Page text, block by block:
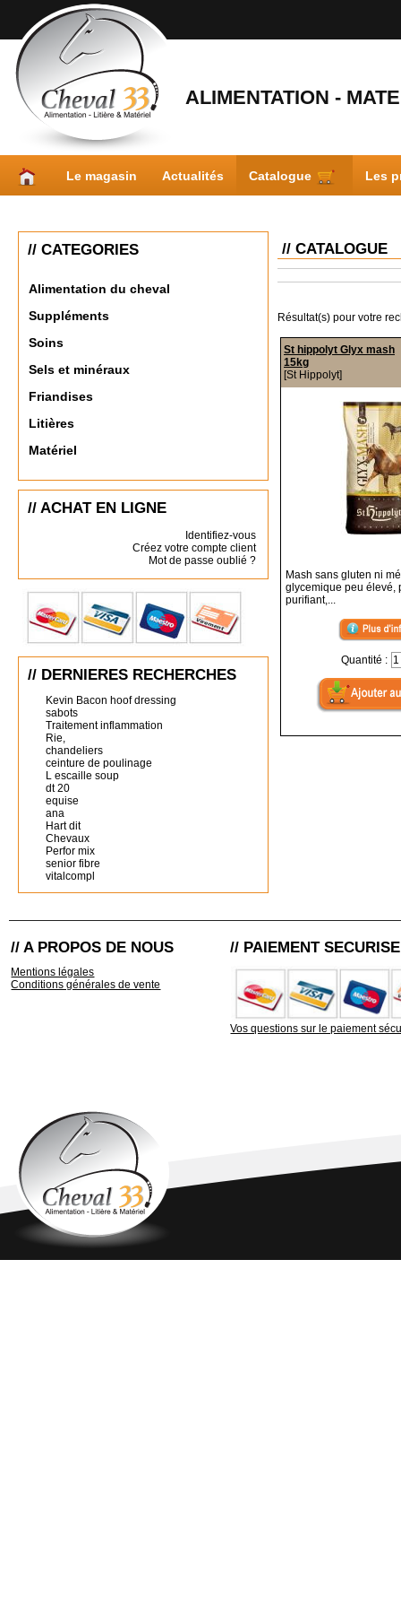
ALIMENTATION -
Le magasin Actualités Catalogue Les
// CATEGORIES
Alimentation du cheval
Suppléments
Soins
Sels et minéraux
Friandises
Litières
Matériel
// ACHAT EN LIGNE
Identifiez-vous
Créez votre compte client
Mot de passe oublié ?
// DERNIERES RECHERCHES
Kevin Bacon hoof dressing
sabots
Traitement inflammation
Rie,
chandeliers
ceinture de poulinage
L escaille soup
dt 20
equise
ana
Hart dit
Chevaux
Perfor mix
senior fibre
vitalcompl
// CATALOGUE
Résultat(s) pour votre
St hippolyt Glyx mash
15kg
[St Hippolyt]
Mash sans gluten ni
glycemique peu élevé,
purifiant,...
Quantité :
// A PROPOS DE NOUS
Mentions légales
Conditions générales de vente
// PAIEMENT SECURISE
Vos questions sur le paiement